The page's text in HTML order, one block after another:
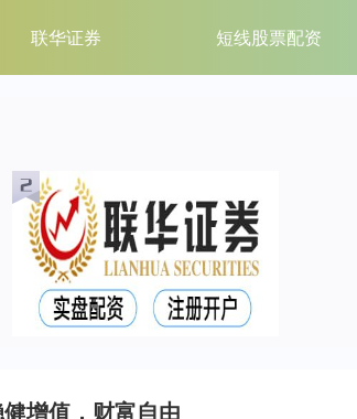
联华证券 短线股票配资
增值，财富自由